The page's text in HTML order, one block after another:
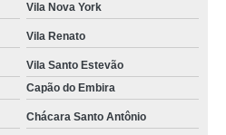
Jardim São Gabriel
São Caetano do Sul
Cândido Mota
São João Clímaco
Vila Nova York
Vila Renato
Vila Santo Estevão
Capão do Embira
Chácara Santo Antônio